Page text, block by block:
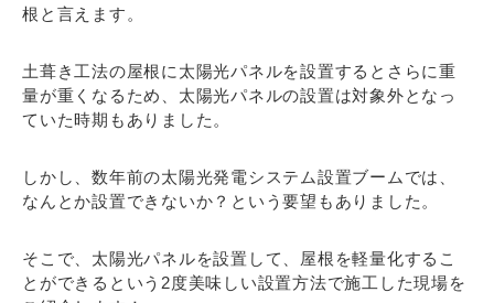
根と言えます。
土葺き工法の屋根に太陽光パネルを設置するとさらに重
量が重くなるため、太陽光パネルの設置は対象外となっ
ていた時期もありました。
しかし、数年前の太陽光発電システム設置ブームでは、
なんとか設置できないか？という要望もありました。
そこで、太陽光パネルを設置して、屋根を軽量化するこ
とができるという2度美味しい設置方法で施工した現場を